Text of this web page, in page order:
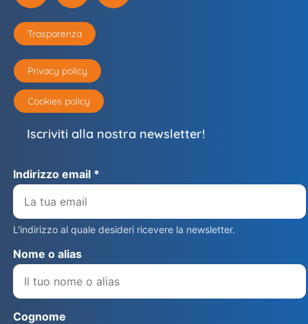
Trasparenza
Privacy policy
Cookies policy
Iscriviti alla nostra newsletter!
Indirizzo email *
L'indirizzo al quale desideri ricevere la newsletter.
Nome o alias
Cognome